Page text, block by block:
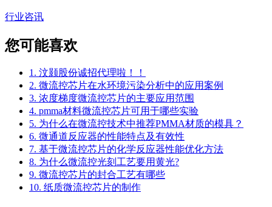
行业咨讯
您可能喜欢
1. 汶颢股份诚招代理啦！！
2. 微流控芯片在水环境污染分析中的应用案例
3. 浓度梯度微流控芯片的主要应用范围
4. pmma材料微流控芯片可用于哪些实验
5. 为什么在微流控技术中推荐PMMA材质的模具？
6. 微通道反应器的性能特点及有效性
7. 基于微流控芯片的化学反应器性能优化方法
8. 为什么微流控光刻工艺要用黄光?
9. 微流控芯片的封合工艺有哪些
10. 纸质微流控芯片的制作